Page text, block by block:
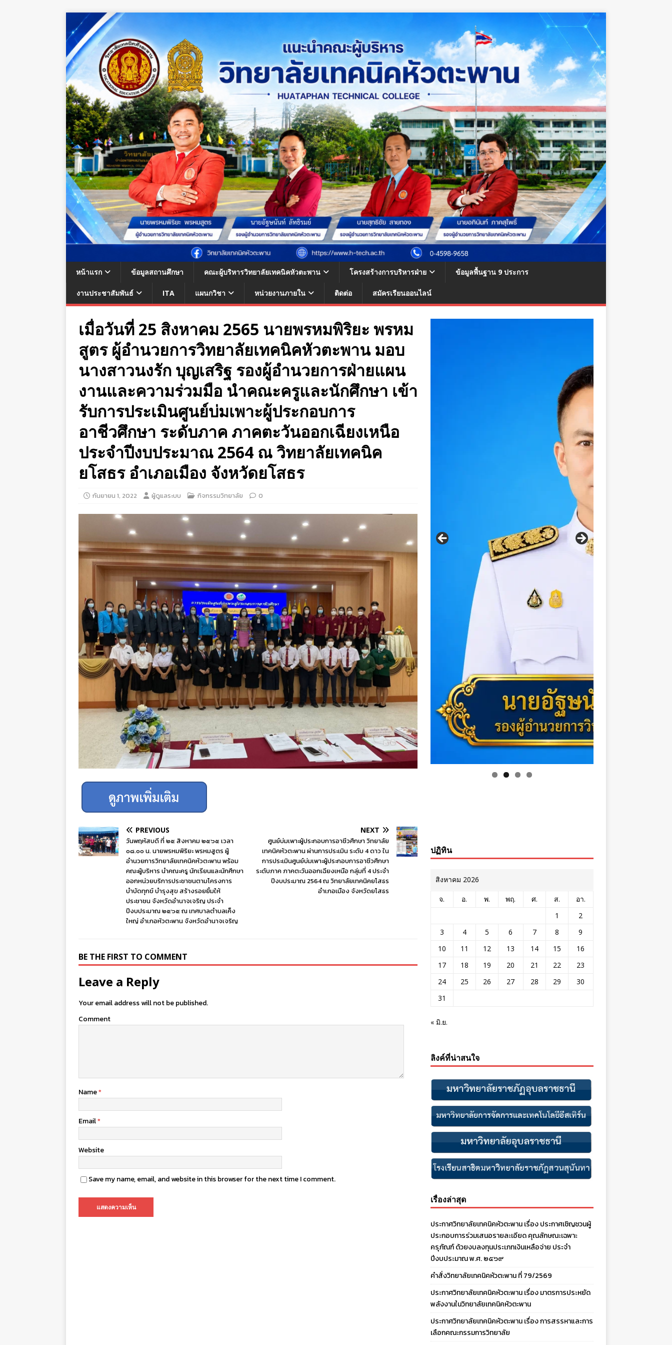
หน้าแรก ข้อมูลสถานศึกษา คณะผู้บริหารวิทยาลัยเทคนิคหัวตะพาน โครงสร้างการบริหารฝ่าย ข้อมูลพื้นฐาน 9 ประการ
งานประชาสัมพันธ์ ITA แผนกวิชา หน่วยงานภายใน ติดต่อ สมัครเรียนออนไลน์
เมื่อวันที่ 25 สิงหาคม 2565 นายพรหมพิริยะ พรหม
สูตร ผู้อำนวยการวิทยาลัยเทคนิคหัวตะพาน มอบ
นางสาวนงรัก บุญเสริฐ รองผู้อำนวยการฝ่ายแผน
งานและความร่วมมือ นำคณะครูและนักศึกษา เข้า
รับการประเมินศูนย์บ่มเพาะผู้ประกอบการ
อาชีวศึกษา ระดับภาค ภาคตะวันออกเฉียงเหนือ
ประจำปีงบประมาณ 2564 ณ วิทยาลัยเทคนิค
ยโสธร อำเภอเมือง จังหวัดยโสธร
กันยายน 1, 2022 ผู้ดูแลระบบ กิจกรรมวิทยาลัย 0
PREVIOUS
วันพฤหัสบดี ที่ ๒๕ สิงหาคม ๒๕๖๕ เวลา
๐๘.๐๐ น. นายพรหมพิริยะ พรหมสูตร ผู้
อำนวยการวิทยาลัยเทคนิคหัวตะพาน พร้อม
คณะผู้บริหาร นำคณะครู นักเรียนและนักศึกษา
ออกหน่วยบริการประชาชนตามโครงการ
บำบัดทุกข์ บำรุงสุข สร้างรอยยิ้มให้
ประชาชน จังหวัดอำนาจเจริญ ประจำ
ปีงบประมาณ ๒๕๖๕ ณ เทศบาลตำบลเค็ง
ใหญ่ อำเภอหัวตะพาน จังหวัดอำนาจเจริญ
NEXT
ศูนย์บ่มเพาะผู้ประกอบการอาชีวศึกษา วิทยาลัย
เทคนิคหัวตะพาน ผ่านการประเมิน ระดับ 4 ดาว ใน
การประเมินศูนย์บ่มเพาะผู้ประกอบการอาชีวศึกษา
ระดับภาค ภาคตะวันออกเฉียงเหนือ กลุ่มที่ 4 ประจำ
ปีงบประมาณ 2564 ณ วิทยาลัยเทคนิคยโสธร
อำเภอเมือง จังหวัดยโสธร
BE THE FIRST TO COMMENT
Leave a Reply
Your email address will not be published.
Comment
Name*
Email*
Website
Save my name, email, and website in this browser for the next time I comment.
ปฏิทิน
สิงหาคม 2026
จ. อ. พ. พฤ. ศ. ส.
อา.
1
2
3
4 5 6 7 8
9
10
11 12 13 14 15
16
17
18 19 20 21 22
23
24
25 26 27 28 29
30
31
« มิ.ย.
ลิงค์ที่น่าสนใจ
เรื่องล่าสุด
ประกาศวิทยาลัยเทคนิคหัวตะพาน เรื่อง ประกาศเชิญชวนผู้
ประกอบการร่วมเสนอรายละเอียด คุณลักษณะเฉพาะ
ครุภัณฑ์ ด้วยงบลงทุนประเภทเงินเหลือจ่าย ประจํา
ปีงบประมาณ พ.ศ. ๒๕๖๙
คำสั่งวิทยาลัยเทคนิคหัวตะพาน ที่ 79/2569
ประกาศวิทยาลัยเทคนิคหัวตะพาน เรื่อง มาตรการประหยัด
พลังงานในวิทยาลัยเทคนิคหัวตะพาน
ประกาศวิทยาลัยเทคนิคหัวตะพาน เรื่อง การสรรหาและการ
เลือกคณะกรรมการวิทยาลัย